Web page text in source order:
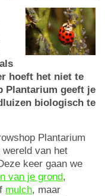
hoeft het niet te
Plantarium geeft je
biologisch te
Plantarium
van het
keer gaan we
van je grond,
mulch, maar